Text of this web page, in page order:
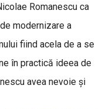
Romanescu ca
modernizare a
fiind acela de a se
în practică ideea de
avea nevoie și